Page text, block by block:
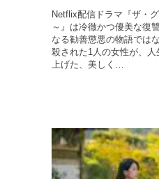
Netflix配信ドラマ『ザ・
～』は冷徹かつ優美な復
なる勧善懲悪の物語では
殺された1人の女性が、
上げた、美しく…